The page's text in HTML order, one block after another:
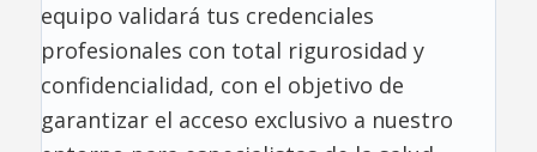
equipo validará tus credenciales
profesionales con total rigurosidad y
confidencialidad, con el objetivo de
garantizar el acceso exclusivo a nuestro